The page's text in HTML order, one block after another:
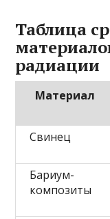
Таблица
радиации
Материал
Свинец
Бариум-
композиты